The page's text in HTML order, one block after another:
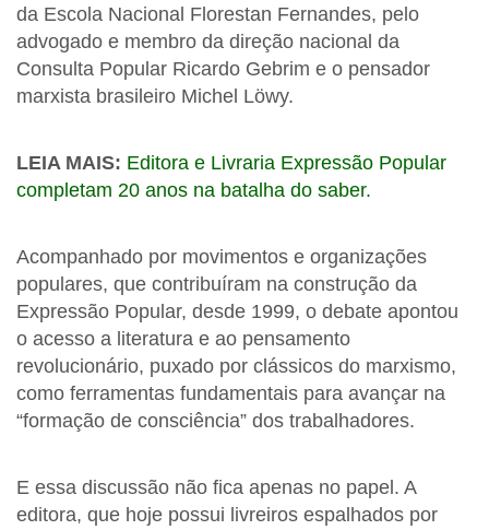
da Escola Nacional Florestan Fernandes, pelo
advogado e membro da direção nacional da
Consulta Popular Ricardo Gebrim e o pensador
marxista brasileiro Michel Löwy.
LEIA MAIS: Editora e Livraria Expressão Popular
completam 20 anos na batalha do saber.
Acompanhado por movimentos e organizações
populares, que contribuíram na construção da
Expressão Popular, desde 1999, o debate apontou
o acesso a literatura e ao pensamento
revolucionário, puxado por clássicos do marxismo,
como ferramentas fundamentais para avançar na
“formação de consciência” dos trabalhadores.
E essa discussão não fica apenas no papel. A
editora, que hoje possui livreiros espalhados por